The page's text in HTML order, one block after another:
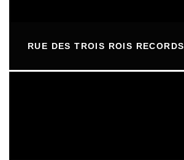
RUE DES TROIS ROIS RECORDS